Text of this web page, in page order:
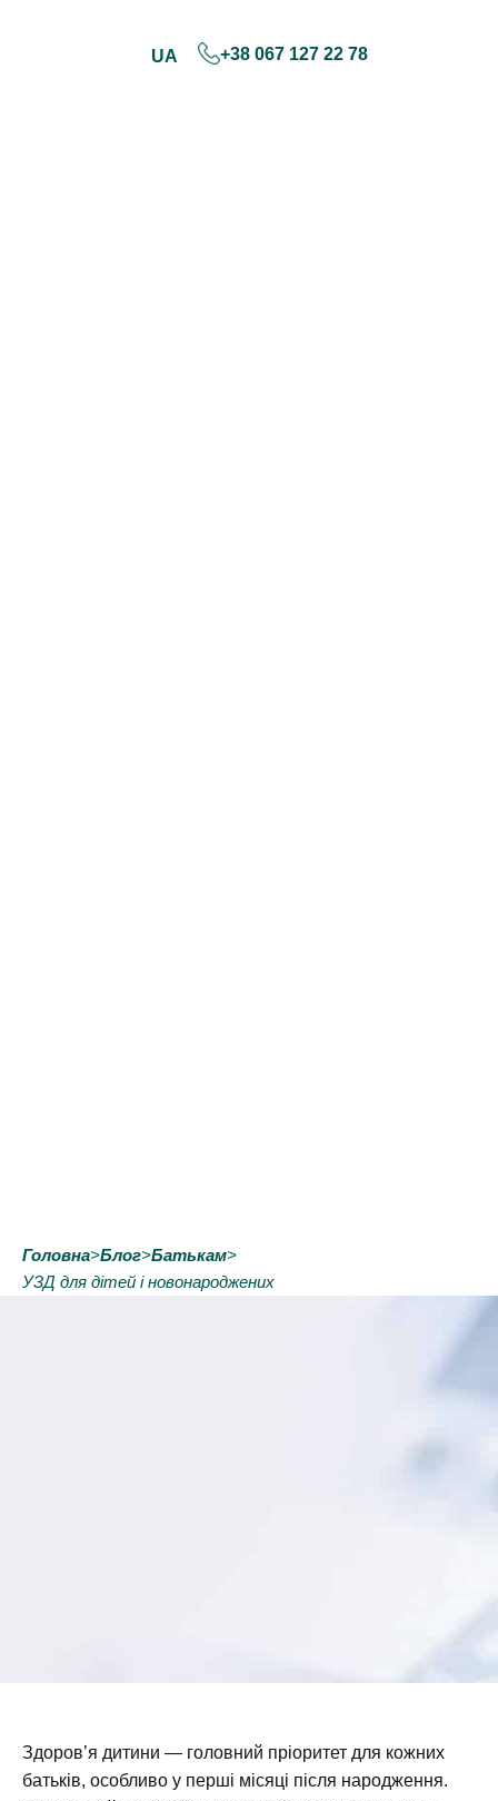
UA +38 067 127 22 78
Головна>Блог>Батькам>
УЗД для дітей і новонароджених
Здоров’я дитини — головний пріоритет для кожних
батьків, особливо у перші місяці після народження.